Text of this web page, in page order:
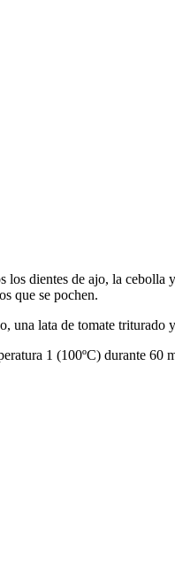
los dientes de ajo, la
que se pochen.
una lata de tomate
1 (100ºC) durante